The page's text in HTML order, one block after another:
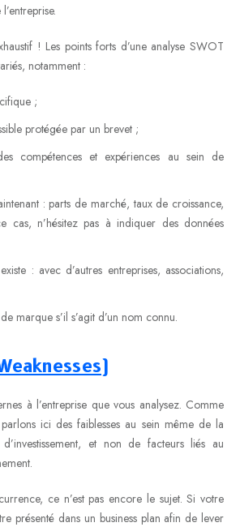
! Les points forts d’une analyse SWOT
notamment :
;
protégée par un brevet ;
compétences et expériences au sein de
: parts de marché, taux de croissance,
cas, n’hésitez pas à indiquer des données
: avec d’autres entreprises, associations,
marque s’il s’agit d’un nom connu.
à l’entreprise que vous analysez. Comme
ici des faiblesses au sein même de la
et non de facteurs liés au
ce n’est pas encore le sujet. Si votre
présenté dans un business plan afin de lever